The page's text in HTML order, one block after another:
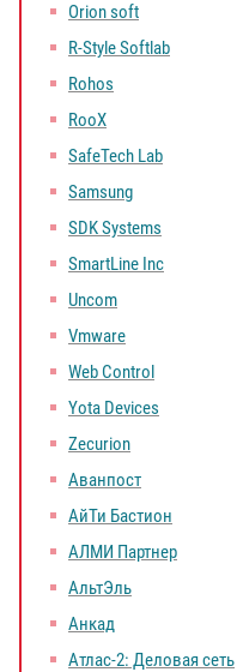
Orion soft
R-Style Softlab
Rohos
RooX
SafeTech Lab
Samsung
SDK Systems
SmartLine Inc
Uncom
Vmware
Web Control
Yota Devices
Zecurion
Аванпост
АйТи Бастион
АЛМИ Партнер
АльтЭль
Анкад
Атлас-2: Деловая сеть